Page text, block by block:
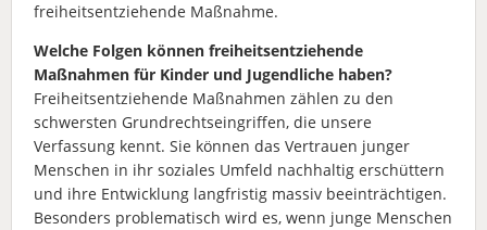
freiheitsentziehende Maßnahme.
Welche Folgen können freiheitsentziehende
Maßnahmen für Kinder und Jugendliche haben?
Freiheitsentziehende Maßnahmen zählen zu den
schwersten Grundrechtseingriffen, die unsere
Verfassung kennt. Sie können das Vertrauen junger
Menschen in ihr soziales Umfeld nachhaltig erschüttern
und ihre Entwicklung langfristig massiv beeinträchtigen.
Besonders problematisch wird es, wenn junge Menschen